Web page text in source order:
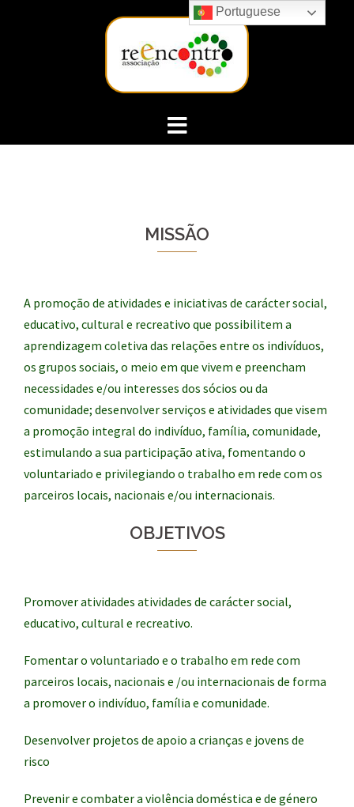
MISSÃO
A promoção de atividades e iniciativas de carácter social,
educativo, cultural e recreativo que possibilitem a
aprendizagem coletiva das relações entre os indivíduos,
os grupos sociais, o meio em que vivem e preencham
necessidades e/ou interesses dos sócios ou da
comunidade; desenvolver serviços e atividades que visem
a promoção integral do indivíduo, família, comunidade,
estimulando a sua participação ativa, fomentando o
voluntariado e privilegiando o trabalho em rede com os
parceiros locais, nacionais e/ou internacionais.
OBJETIVOS
Promover atividades atividades de carácter social,
educativo, cultural e recreativo.
Fomentar o voluntariado e o trabalho em rede com
parceiros locais, nacionais e /ou internacionais de forma
a promover o indivíduo, família e comunidade.
Desenvolver projetos de apoio a crianças e jovens de
risco
Prevenir e combater a violência doméstica e de género
Portuguese